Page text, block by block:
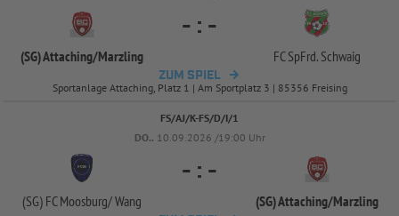
(SG) Attaching/Marzling
- : -
FC SpFrd. Schwaig
ZUM SPIEL
Sportanlage Attaching, Platz 1 | Am Sportplatz 3 | 85356 Freising
FS/AJ/K-FS/D/I/1
DO.. 10.09.2026 /19:00 Uhr
(SG) FC Moosburg/Wang
- : -
(SG) Attaching/Marzling